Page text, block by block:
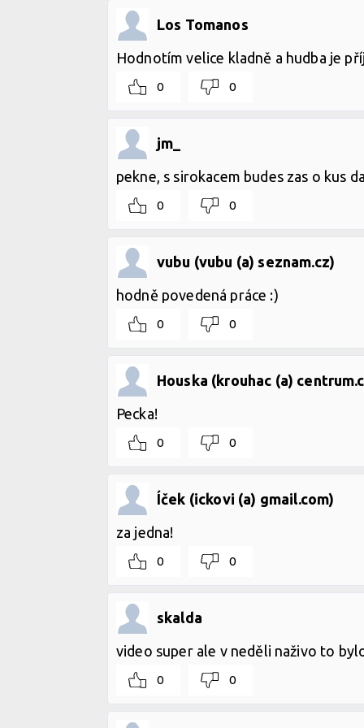
Los Tomanos
Hodnotím velice kladně a hudba je
0 0
jm_
pekne, s sirokacem budes zas o kus
0 0
vubu (vubu (a) seznam.cz)
hodně povedená práce :)
0 0
Houska (krouhac (a)
Pecka!
0 0
Íček (ickovi (a) gmail.com)
za jedna!
0 0
skalda
video super ale v neděli naživo to
0 0